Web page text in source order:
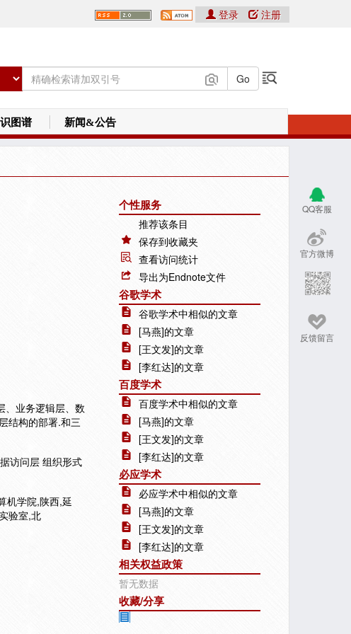
登录 注册
图谱 新闻&公告
QQ客服
官方微博
反馈留言
、业务逻辑层、数
结构的部署.和三
访问层 组织形式
机学院,陕西,延
验室,北
个性服务
推荐该条目
保存到收藏夹
查看访问统计
导出为Endnote文件
谷歌学术
谷歌学术中相似的文章
[马燕]的文章
[王文发]的文章
[李红达]的文章
百度学术
百度学术中相似的文章
[马燕]的文章
[王文发]的文章
[李红达]的文章
必应学术
必应学术中相似的文章
[马燕]的文章
[王文发]的文章
[李红达]的文章
相关权益政策
暂无数据
收藏/分享